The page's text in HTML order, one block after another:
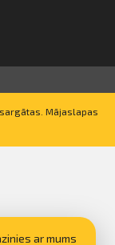
ar mums
Mājaslapas